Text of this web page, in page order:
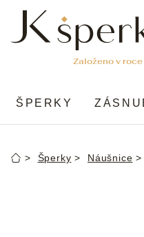
obsah
ŠPERKY
DomůŠperky Náušnice